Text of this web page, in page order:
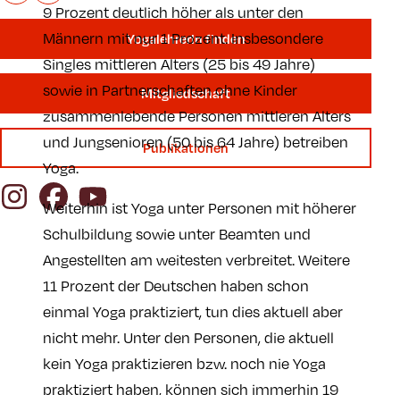
YogalehrerIn finden
Mitgliedschaft
Publikationen
InstagramFacebook
YouTube
9 Prozent deutlich höher als unter den
Männern mit nur 1 Prozent. Insbesondere
Singles mittleren Alters (25 bis 49 Jahre)
sowie in Partnerschaften ohne Kinder
zusammenlebende Personen mittleren Alters
und Jungsenioren (50 bis 64 Jahre) betreiben
Yoga.
Weiterhin ist Yoga unter Personen mit höherer
Schulbildung sowie unter Beamten und
Angestellten am weitesten verbreitet. Weitere
11 Prozent der Deutschen haben schon
einmal Yoga praktiziert, tun dies aktuell aber
nicht mehr. Unter den Personen, die aktuell
kein Yoga praktizieren bzw. noch nie Yoga
praktiziert haben, können sich immerhin 19